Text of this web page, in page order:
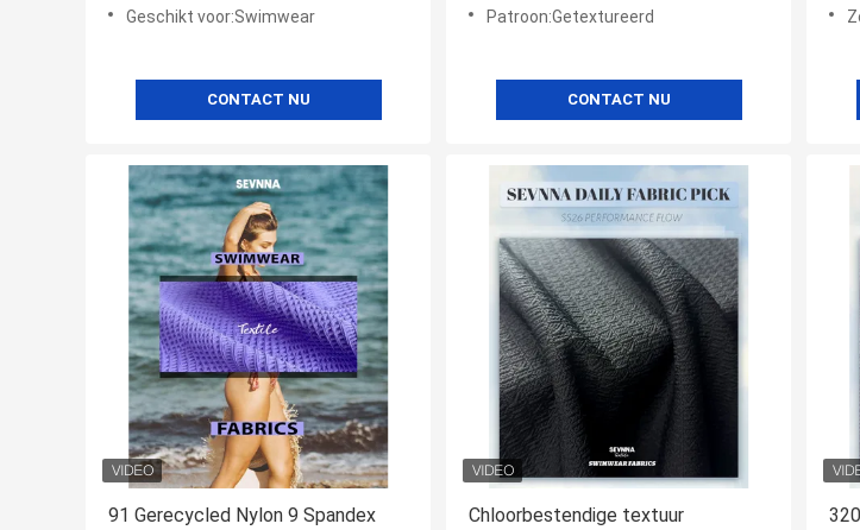
Geschikt voor:Swimwear
CONTACT NU
Patroon:Getextureerd
CONTACT NU
91 Gerecycled Nylon 9 Spandex
Chloorbestendige textuur